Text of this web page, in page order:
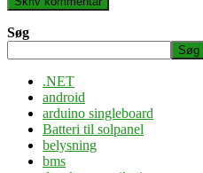
Søg
Søg
.NET
android
arduino singleboard
Batteri til solpanel
belysning
bms